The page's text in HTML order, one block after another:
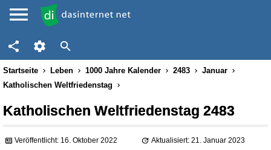
Startseite Leben 1000 Jahre Kalender 2483
Januar
Katholischen Weltfriedenstag
Katholischen Weltfriedenstag 2483
Veröffentlicht: 16. Oktober 2022
Aktualisiert: 21. Januar 2023